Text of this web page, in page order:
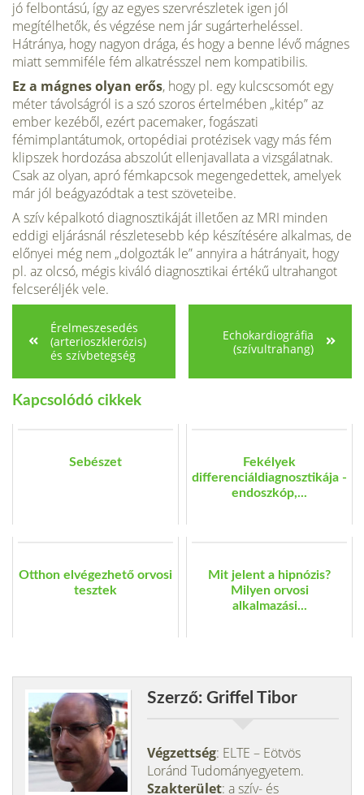
jó felbontású, így az egyes szervrészletek igen jól
megítélhetők, és végzése nem jár sugárterheléssel.
Hátránya, hogy nagyon drága, és hogy a benne lévő mágnes
miatt semmiféle fém alkatrésszel nem kompatibilis.
Ez a mágnes olyan erős, hogy pl. egy kulcscsomót egy
méter távolságról is a szó szoros értelmében „kitép” az
ember kezéből, ezért pacemaker, fogászati
fémimplantátumok, ortopédiai protézisek vagy más fém
klipszek hordozása abszolút ellenjavallata a vizsgálatnak.
Csak az olyan, apró fémkapcsok megengedettek, amelyek
már jól beágyazódtak a test szöveteibe.
A szív képalkotó diagnosztikáját illetően az MRI minden
eddigi eljárásnál részletesebb kép készítésére alkalmas, de
előnyei még nem „dolgozták le” annyira a hátrányait, hogy
pl. az olcsó, mégis kiváló diagnosztikai értékű ultrahangot
felcseréljék vele.
Érelmeszesedés
(arterioszklerózis)
és szívbetegség
Echokardiográfia
(szívultrahang)
Kapcsolódó cikkek
Sebészet
Fekélyek
differenciáldiagnosztikája -
endoszkóp,...
Otthon elvégezhető orvosi
tesztek
Mit jelent a hipnózis?
Milyen orvosi
alkalmazási...
Szerző: Griffel Tibor
Végzettség: ELTE – Eötvös
Loránd Tudományegyetem.
Szakterület: a szív- és